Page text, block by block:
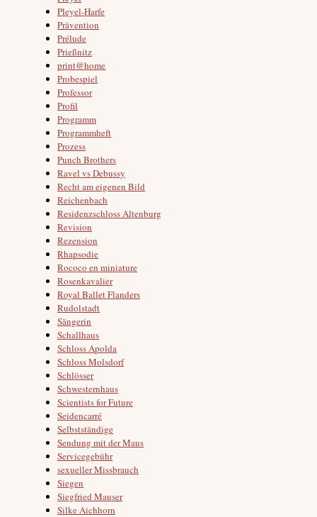
Pleyel-Harfe
Prävention
Prélude
Prießnitz
print@home
Probespiel
Professor
Profil
Programm
Programmheft
Prozess
Punch Brothers
Ravel vs Debussy
Recht am eigenen Bild
Reichenbach
Residenzschloss Altenburg
Revision
Rezension
Rhapsodie
Rococo en miniature
Rosenkavalier
Royal Ballet Flanders
Rudolstadt
Sängerin
Schallhaus
Schloss Apolda
Schloss Molsdorf
Schlösser
Schwesternhaus
Scientists for Future
Seidencarré
Selbstständige
Sendung mit der Maus
Servicegebühr
sexueller Missbrauch
Siegen
Siegfried Mauser
Silke Aichhorn